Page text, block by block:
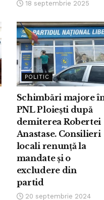
18 septembrie 2025
POLITIC
Schimbări majore
PNL Ploiești după
demiterea Robertei
Anastase. Consilieri
locali renunță la
mandate și o
excludere din
partid
20 septembrie 2024